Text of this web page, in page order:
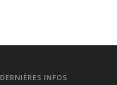
DERNIÈRES INFOS